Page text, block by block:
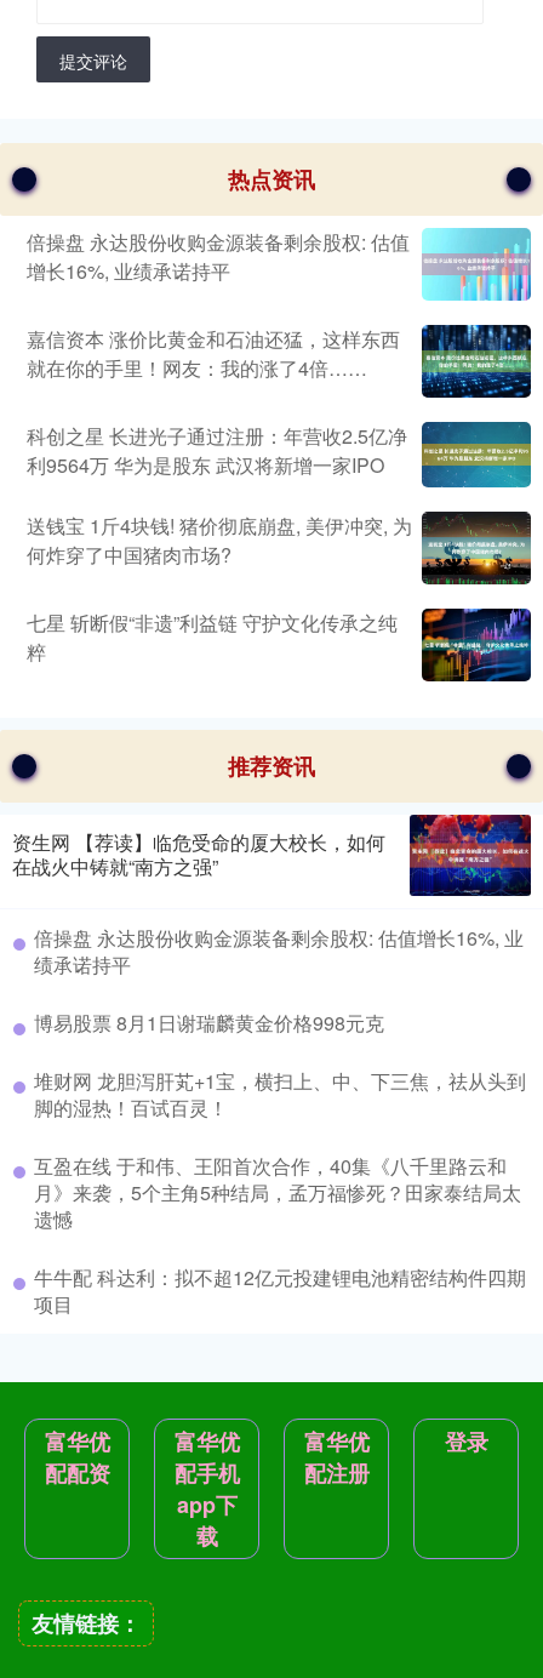
提交评论
热点资讯
倍操盘 永达股份收购金源装备剩余股权: 估值
增长16%, 业绩承诺持平
嘉信资本 涨价比黄金和石油还猛，这样东西
就在你的手里！网友：我的涨了4倍……
科创之星 长进光子通过注册：年营收2.5亿净
利9564万 华为是股东 武汉将新增一家IPO
送钱宝 1斤4块钱! 猪价彻底崩盘, 美伊冲突, 为
何炸穿了中国猪肉市场?
七星 斩断假“非遗”利益链 守护文化传承之纯
粹
推荐资讯
资生网 【荐读】临危受命的厦大校长，如何
在战火中铸就“南方之强”
倍操盘 永达股份收购金源装备剩余股权: 估值增长16%, 业
绩承诺持平
博易股票 8月1日谢瑞麟黄金价格998元克
堆财网 龙胆泻肝芄+1宝，横扫上、中、下三焦，祛从头到
脚的湿热！百试百灵！
互盈在线 于和伟、王阳首次合作，40集《八千里路云和
月》来袭，5个主角5种结局，孟万福惨死？田家泰结局太
遗憾
牛牛配 科达利：拟不超12亿元投建锂电池精密结构件四期
项目
富华优
配配资
富华优
配手机
app下
载
富华优
配注册
登录
友情链接：